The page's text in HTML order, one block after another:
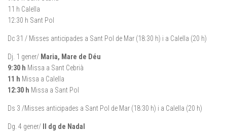
11 h Calella
12:30 h Sant Pol
Dc 31 / Misses anticipades a Sant Pol de Mar (18:30 h) i a Calella (20 h)
Dj. 1 gener/ Maria, Mare de Déu
9:30 h Missa a Sant Cebrià
11 h Missa a Calella
12:30 h Missa a Sant Pol
Ds 3 /Misses anticipades a Sant Pol de Mar (18:30 h) i a Calella (20 h)
Dg. 4 gener/
II dg de Nadal